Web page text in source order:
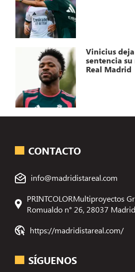
Vinicius
sentencia
Real Madrid
CONTACTO
info@madridistareal.com
PRINTCOLORMultiproyectos
Romualdo n° 26, 28037 Madrid
https://madridistareal.com/
SÍGUENOS